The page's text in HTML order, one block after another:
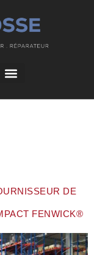
DE
FENWICK®